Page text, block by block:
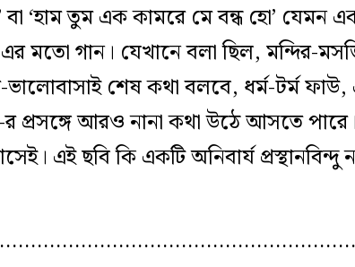
বা ‘হাম তুম এক কামরে মে বন্ধ হো’ যেমন
মতো গান। যেখানে বলা ছিল, মন্দির-
ভালোবাসাই শেষ কথা বলবে, ধর্ম-টর্ম
প্রসঙ্গে আরও নানা কথা উঠে আসতে
এই ছবি কি একটি অনিবার্য প্রস্থানবিন্দু